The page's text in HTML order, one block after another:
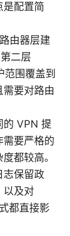
是配置简
由器层建
二层
围覆盖到
要对路由
的 VPN 提
需要严格的
都较高。
志保留政
以及对
都直接影